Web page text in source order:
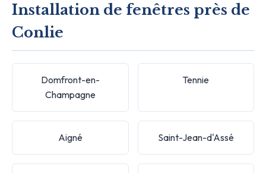
Installation de fenêtres près de
Conlie
Domfront-en-
Champagne
Tennie
Aigné Saint-Jean-d'Assé